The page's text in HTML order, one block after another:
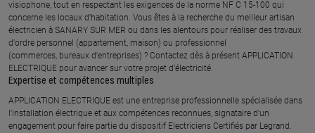
visiophone, tout en respectant les exigences de la norme NF C 15-100 qui
concerne les locaux d’habitation. Vous êtes à la recherche du meilleur artisan
électricien à SANARY SUR MER ou dans les alentours pour réaliser des travaux
d'ordre personnel (appartement, maison) ou professionnel
(commerces, bureaux d'entreprises) ? Contactez dès à présent APPLICATION
ELECTRIQUE pour avancer sur votre projet d’électricité.
Expertise et compétences multiples​
​APPLICATION ELECTRIQUE est une entreprise professionnelle spécialisée dans
l’installation électrique et aux compétences reconnues, ​signataire d'un
engagement pour faire partie du dispositif Electriciens Certifiés par Legrand​.